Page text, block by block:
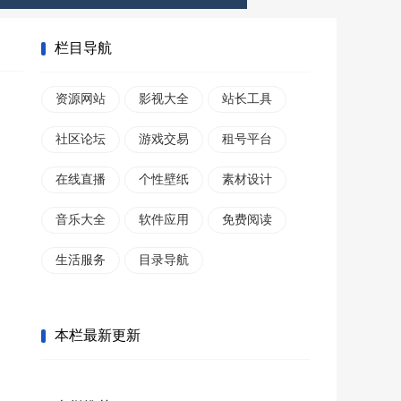
栏目导航
资源网站 影视大全 站长工具
社区论坛 游戏交易 租号平台
在线直播 个性壁纸 素材设计
音乐大全 软件应用 免费阅读
生活服务 目录导航
本栏最新更新